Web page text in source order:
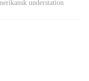
understation